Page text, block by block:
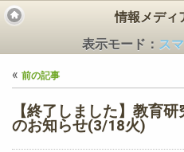
情報メディ
表示モード： ス
« 前の記事
【終了しました】教育
のお知らせ(3/18火)